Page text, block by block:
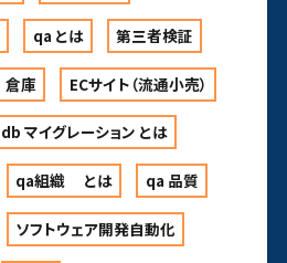
qa とは 第三者検証
倉庫 ECサイト（流通小売）
db マイグレーション とは
qa組織 とは qa 品質
ソフトウェア開発自動化